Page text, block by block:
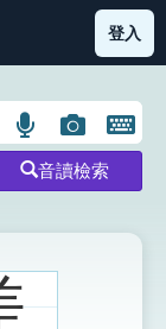
首索引表圖示
登入
語
言
搜
示
圖
片
搜
開
鍵
圖
音讀檢索